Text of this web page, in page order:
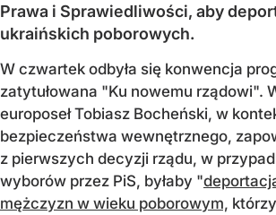
Prawa i Sprawiedliwości, aby
ukraińskich poborowych.
W czwartek odbyła się konwencja
zatytułowana "Ku nowemu rządowi".
europoseł Tobiasz Bocheński, w
bezpieczeństwa wewnętrznego,
z pierwszych decyzji rządu, w
wyborów przez PiS, byłaby "
mężczyzn w wieku poborowym,